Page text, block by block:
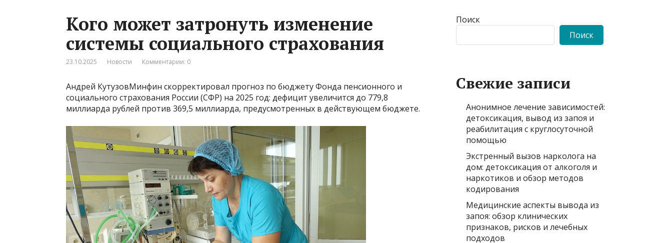
Кого может затронуть изменение
системы социального страхования
23.10.2025 Новости Комментарии: 0
Андрей КутузовМинфин скорректировал прогноз по бюджету Фонда пенсионного и
социального страхования России (СФР) на 2025 год: дефицит увеличится до 779,8
миллиарда рублей против 369,5 миллиарда, предусмотренных в действующем бюджете.
Поиск
Поиск
Свежие записи
Анонимное лечение зависимостей:
детоксикация, вывод из запоя и
реабилитация с круглосуточной
помощью
Экстренный вызов нарколога на
дом: детоксикация от алкоголя и
наркотиков и обзор методов
кодирования
Медицинские аспекты вывода из
запоя: обзор клинических
признаков, рисков и лечебных
подходов